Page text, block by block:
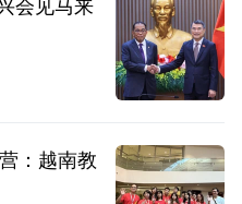
会见马来
：越南教